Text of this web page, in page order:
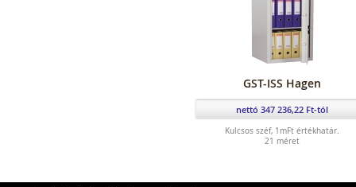
GST-ISS Hagen
nettó 347 236,22 Ft-tól
Kulcsos széf, 1mFt értékhatár.
21 méret